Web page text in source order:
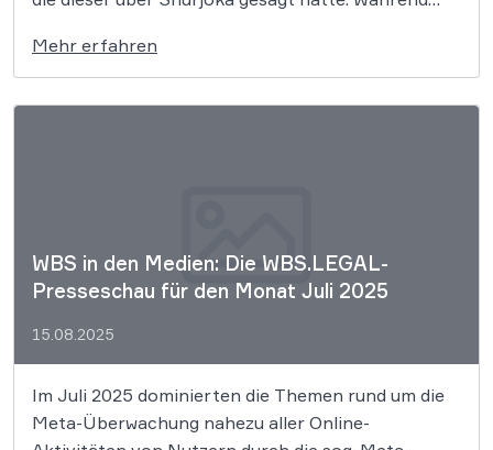
weiter „hetzt Tag ein Tag aus (…)“ äußern darf, darf
er Shurjoka dennoch weiterhin als
„Hatefluencerin“ bezeichnen. Äußerungen […]
Mehr erfahren
WBS in den Medien: Die WBS.LEGAL-
Presseschau für den Monat Juli 2025
15.08.2025
Im Juli 2025 dominierten die Themen rund um die
Meta-Überwachung nahezu aller Online-